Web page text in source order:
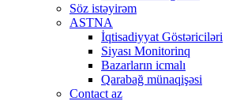
Söz istəyirəm
ASTNA
İqtisadiyyat Göstəriciləri
Siyası Monitorinq
Bazarların icmalı
Qarabağ münaqişəsi
Contact az